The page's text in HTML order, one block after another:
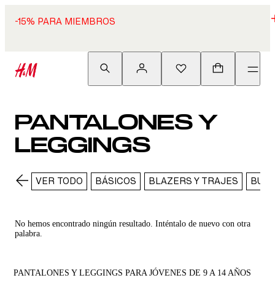
-15% PARA MIEMBROS
PANTALONES Y
LEGGINGS
VER TODO BÁSICOS BLAZERS Y TRAJES
No hemos encontrado ningún resultado. Inténtalo de nuevo con otra
palabra.
PANTALONES Y LEGGINGS PARA JÓVENES DE 9 A 14 AÑOS